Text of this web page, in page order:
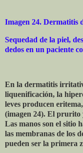
Imagen 24. Dermatitis
Sequedad de la piel,
dedos en un paciente
En la dermatitis
liquenificación, la
leves producen
(imagen 24). El prurito
Las manos son el sitio
las membranas de los
pueden ser la primera